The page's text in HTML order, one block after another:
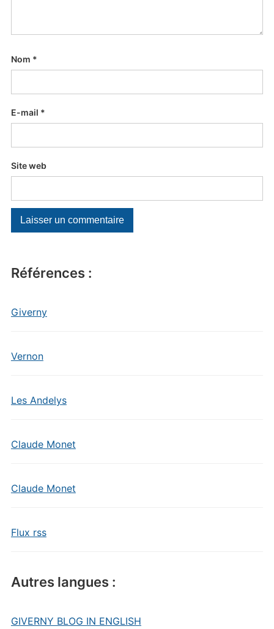
Références :
Giverny
Vernon
Les Andelys
Claude Monet
Claude Monet
Flux rss
Autres langues :
GIVERNY BLOG IN ENGLISH
Nom *
E-mail *
Site web